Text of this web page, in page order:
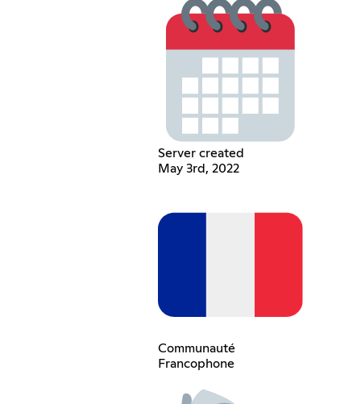
Server created
May 3rd, 2022
Communauté
Francophone